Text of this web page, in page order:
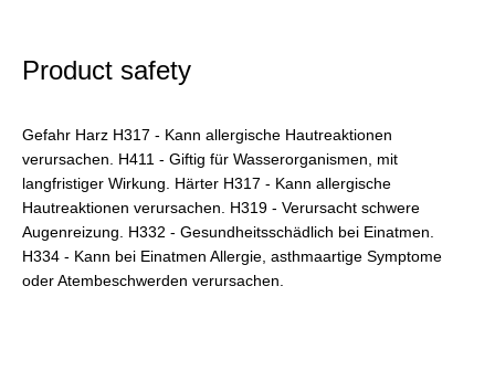
Product safety
Gefahr Harz H317 - Kann allergische Hautreaktionen
verursachen. H411 - Giftig für Wasserorganismen, mit
langfristiger Wirkung. Härter H317 - Kann allergische
Hautreaktionen verursachen. H319 - Verursacht schwere
Augenreizung. H332 - Gesundheitsschädlich bei Einatmen.
H334 - Kann bei Einatmen Allergie, asthmaartige Symptome
oder Atembeschwerden verursachen.